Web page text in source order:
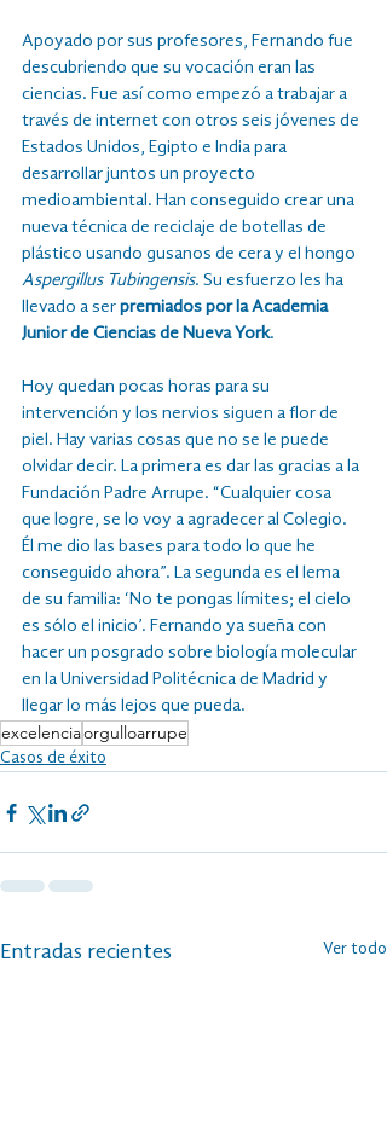
Apoyado por sus profesores, Fernando fue
descubriendo que su vocación eran las
ciencias. Fue así como empezó a trabajar a
través de internet con otros seis jóvenes de
Estados Unidos, Egipto e India para
desarrollar juntos un proyecto
medioambiental. Han conseguido crear una
nueva técnica de reciclaje de botellas de
plástico usando gusanos de cera y el hongo
Aspergillus Tubingensis. Su esfuerzo les ha
llevado a ser premiados por la Academia
Junior de Ciencias de Nueva York.
Hoy quedan pocas horas para su
intervención y los nervios siguen a flor de
piel. Hay varias cosas que no se le puede
olvidar decir. La primera es dar las gracias a la
Fundación Padre Arrupe. “Cualquier cosa
que logre, se lo voy a agradecer al Colegio.
Él me dio las bases para todo lo que he
conseguido ahora”. La segunda es el lema
de su familia: ‘No te pongas límites; el cielo
es sólo el inicio’. Fernando ya sueña con
hacer un posgrado sobre biología molecular
en la Universidad Politécnica de Madrid y
llegar lo más lejos que pueda.
excelenciaorgulloarrupe
Casos de éxito
Entradas recientes Ver todo